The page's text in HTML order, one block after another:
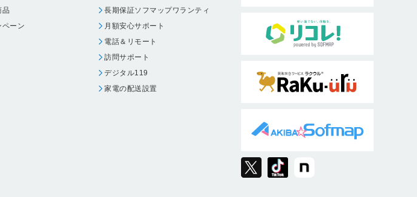
品
ペーン
長期保証ソフマップワランティ
月額安心サポート
電話＆リモート
訪問サポート
デジタル119
家電の配送設置